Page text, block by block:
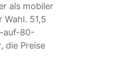
als mobiler
51,5
auf-80-
die Preise